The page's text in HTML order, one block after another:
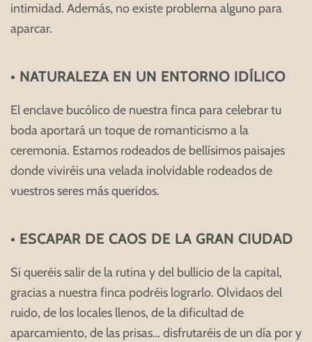
intimidad. Además, no existe problema alguno para
aparcar.
• NATURALEZA EN UN ENTORNO IDÍLICO
El enclave bucólico de nuestra finca para celebrar tu
boda aportará un toque de romanticismo a la
ceremonia. Estamos rodeados de bellísimos paisajes
donde viviréis una velada inolvidable rodeados de
vuestros seres más queridos.
• ESCAPAR DE CAOS DE LA GRAN CIUDAD
Si queréis salir de la rutina y del bullicio de la capital,
gracias a nuestra finca podréis lograrlo. Olvidaos del
ruido, de los locales llenos, de la dificultad de
aparcamiento, de las prisas… disfrutaréis de un día por y